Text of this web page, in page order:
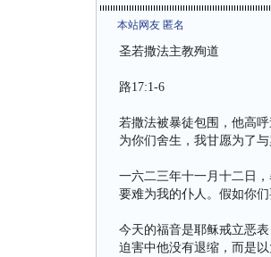
本站网友 匿名
圣若撒法主教殉道
路17:1-6
若撒法被暴徒包围，他高
为你们舍生，我甘愿为了
一六二三年十一月十二日
要难为我的仆人。假如你
今天的福音是耶稣戒立恶
迫害中他没有退缩，而是